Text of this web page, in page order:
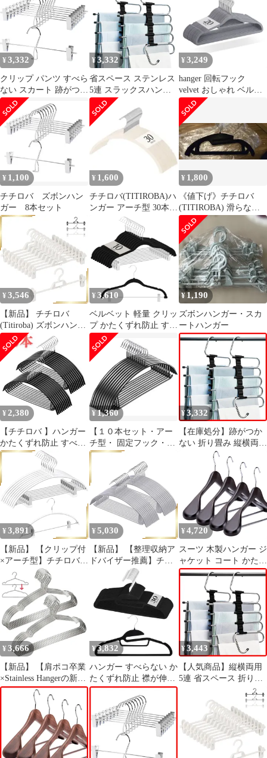
防止 襟が伸びない 伸び
防止 ベルベット製 20本
組 ブラック 23AB201 0
防止 ベルベット製 すべ
らない 20本組 ハンガー
ブラック チチロバ
(TITIROBA)
跡がつかない すべらな
い 連結フック付き 回転
フック 10本組 ブラック
¥ 3,332
クリップ パンツ すべら
ない スカート 跡がつか
ない チチロバ
(TITIROBA) 連結フッ
ク ズボンハンガー 8本
組
¥3,332
省スペース ステンレス
5連 スラックスハンガ
ー 縦横両用 パンツ 折
り畳み チチロバ
(TITIROBA) 跡がつか
ない 2本組 すべらない
ズボンハンガー ブラッ
¥ 3,249
hanger 回転フック
velvet おしゃれ ベルベ
ット製 スリム 型崩れし
ない 軽量 かたくずれ防
止 大容量 すべらない
大量 ハンガー 20本組
チチロバ(TITIROBA)
グレー
¥ 1,100
チチロバ ズボンハン
ガー 8本セット
¥ 1,600
チチロバ(TITIROBA)ハ
ンガー アーチ型 30本セ
¥ 1,800
《値下げ》チチロバ
(TITIROBA) 滑らない
ハンガー 20本
¥ 3,546
【新品】 チチロバ
(Titiroba) ズボンハンガ
ー スカートハンガー パ
ンツハンガー クリップ
跡がつかない すべらな
い 連結フック付き 回転
フック 10本組 ホワイト
1
¥ 3,610
ベルベット 軽量 クリッ
プ かたくずれ防止 すべ
らない ハンガー
TITIROBA
¥1,190
ズボンハンガー・スカ
ートハンガー
¥ 2,380
【チチロバ 】ハンガー
かたくずれ防止 すべら
ない 20本組 ブラック
¥ 1,360
【１０本セット・アー
チ型・ 固定フック・新
品】チチロバ ハンガー
ブラック
¥3,332
【在庫処分】跡がつか
ない 折り畳み 縦横両用
すべらない 5連 省スペ
ース ステンレス スラッ
クスハンガー ブラック
パンツ チチロバ
(TITIROBA) 2本組 ズボ
ンハンガー
¥ 3,891
【新品】 【クリップ付
×アーチ型】チチロバ
(TITIROBA) ハンガー
すべらない かたくずれ
防止 クリップ 【スライ
ド時歯がうく音がしな
い】 挟む 跡がつかない
頑丈 8本組 ホワイト 0
¥ 5,030
【新品】 【整理収納ア
ドバイザー推薦】チチ
ロバ(TITIROBA) ハン
ガー かたくずれ防止 す
べらない 跡がつかない
おしゃれ 20本組 グレー
22AB080 1
¥ 4,720
スーツ 木製ハンガー ジ
ャケット コート かたく
ずれ防止 (TITIROBA)
滑り止め加工バー 4本
組 スモークブラウン チ
チロバ YJ-04-S 厚さ
5.5cm(4本組)
¥ 3,666
【新品】 【肩ポコ卒業
×Stainless Hangerの新提
案】チチロバ
(TITIROBA) ハンガー
ステンレス かたくずれ
防止 すべらない 20本組
洗濯 スリム あとがつか
ない 錆びにくい 頑丈
¥3,832
ハンガー すべらない か
たくずれ防止 襟が伸び
ない 伸び防止
TITIROBA ベルベット
跡がつかない スリム 軽
量
¥3,443
【人気商品】縦横両用
5連 省スペース 折り畳
み ステンレス 跡がつか
ない スラックスハンガ
ー パンツ すべらない
チチロバ(TITIROBA) 2
本組 マットブラック ズ
ボンハンガー